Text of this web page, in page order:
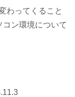
わってくること
ン環境について